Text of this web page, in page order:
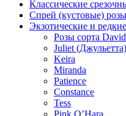
Классические
Спрей (кустовые) розы
Экзотические и
Розы сорта
Juliet (Джульетта)
Keira
Miranda
Patience
Constance
Tess
Pink O’Hara